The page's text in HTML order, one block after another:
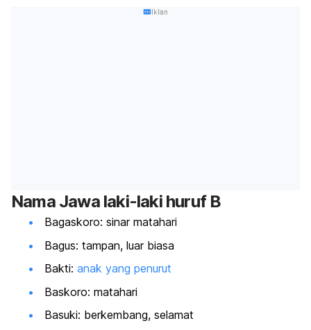
Iklan
Nama Jawa laki-laki huruf B
Bagaskoro: sinar matahari
Bagus: tampan, luar biasa
Bakti: anak yang penurut
Baskoro: matahari
Basuki: berkembang, selamat